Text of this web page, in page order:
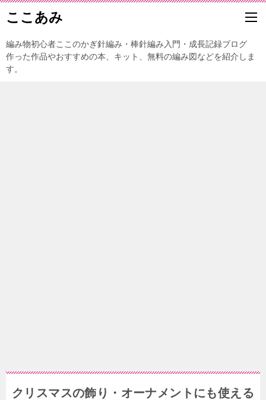
ここあみ
編み物初心者ここのかぎ針編み・棒針編み入門・成長記録ブログ
作った作品やおすすめの本、キット、無料の編み図などを紹介しま
す。
クリスマスの飾り・オーナメントにも使える